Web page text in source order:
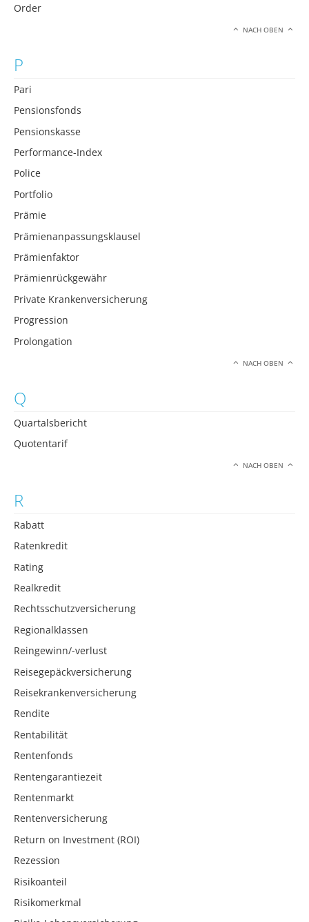
Order
NACH OBEN
P
Pari
Pensionsfonds
Pensionskasse
Performance-Index
Police
Portfolio
Prämie
Prämienanpassungsklausel
Prämienfaktor
Prämienrückgewähr
Private Krankenversicherung
Progression
Prolongation
NACH OBEN
Q
Quartalsbericht
Quotentarif
NACH OBEN
R
Rabatt
Ratenkredit
Rating
Realkredit
Rechtsschutzversicherung
Regionalklassen
Reingewinn/-verlust
Reisegepäckversicherung
Reisekrankenversicherung
Rendite
Rentabilität
Rentenfonds
Rentengarantiezeit
Rentenmarkt
Rentenversicherung
Return on Investment (ROI)
Rezession
Risikoanteil
Risikomerkmal